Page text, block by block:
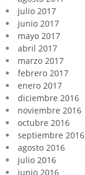
julio 2017
junio 2017
mayo 2017
abril 2017
marzo 2017
febrero 2017
enero 2017
diciembre 2016
noviembre 2016
octubre 2016
septiembre 2016
agosto 2016
julio 2016
junio 2016